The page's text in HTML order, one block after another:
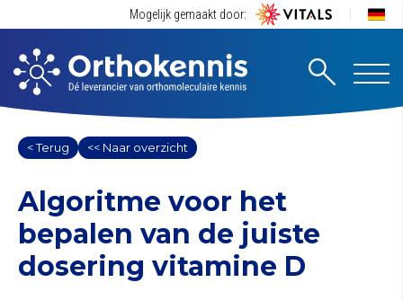
Mogelijk gemaakt door:
< Terug << Naar overzicht
Algoritme voor het
bepalen van de juiste
dosering vitamine D